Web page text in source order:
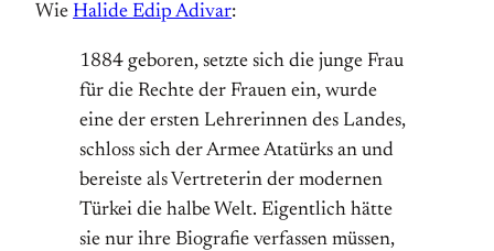
Wie Halide Edip Adivar:
1884 geboren, setzte sich die junge Frau
für die Rechte der Frauen ein, wurde
eine der ersten Lehrerinnen des Landes,
schloss sich der Armee Atatürks an und
bereiste als Vertreterin der modernen
Türkei die halbe Welt. Eigentlich hätte
sie nur ihre Biografie verfassen müssen,